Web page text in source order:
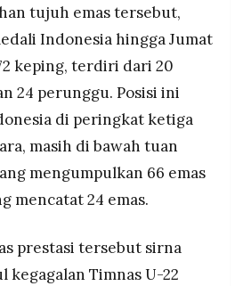
tujuh emas tersebut,
Indonesia hingga Jumat
keping, terdiri dari 20
24 perunggu. Posisi ini
di peringkat ketiga
masih di bawah tuan
mengumpulkan 66 emas
mencatat 24 emas.
prestasi tersebut sirna
kegagalan Timnas U-22